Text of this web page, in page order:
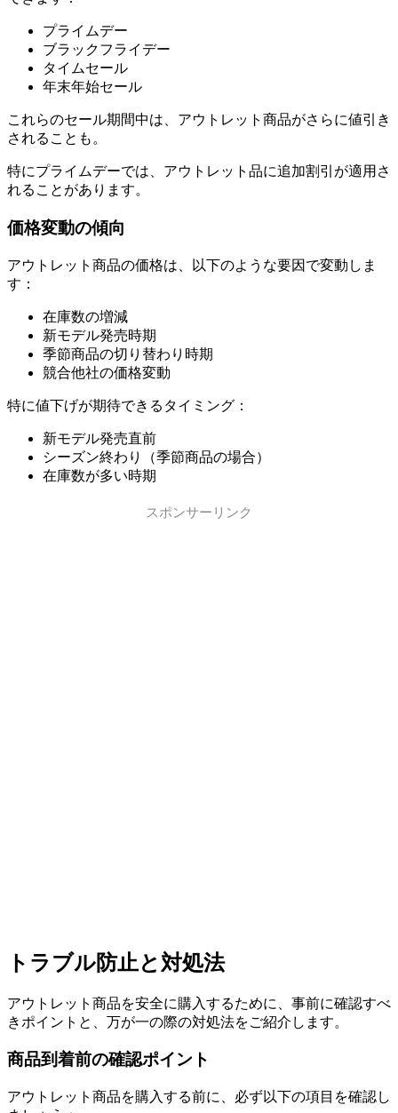
プライムデー
ブラックフライデー
タイムセール
年末年始セール
これらのセール期間中は、アウトレット商品がさらに値引き
されることも。
特にプライムデーでは、アウトレット品に追加割引が適用さ
れることがあります。
価格変動の傾向
アウトレット商品の価格は、以下のような要因で変動しま
す：
在庫数の増減
新モデル発売時期
季節商品の切り替わり時期
競合他社の価格変動
特に値下げが期待できるタイミング：
新モデル発売直前
シーズン終わり（季節商品の場合）
在庫数が多い時期
スポンサーリンク
トラブル防止と対処法
アウトレット商品を安全に購入するために、事前に確認すべ
きポイントと、万が一の際の対処法をご紹介します。
商品到着前の確認ポイント
アウトレット商品を購入する前に、必ず以下の項目を確認し